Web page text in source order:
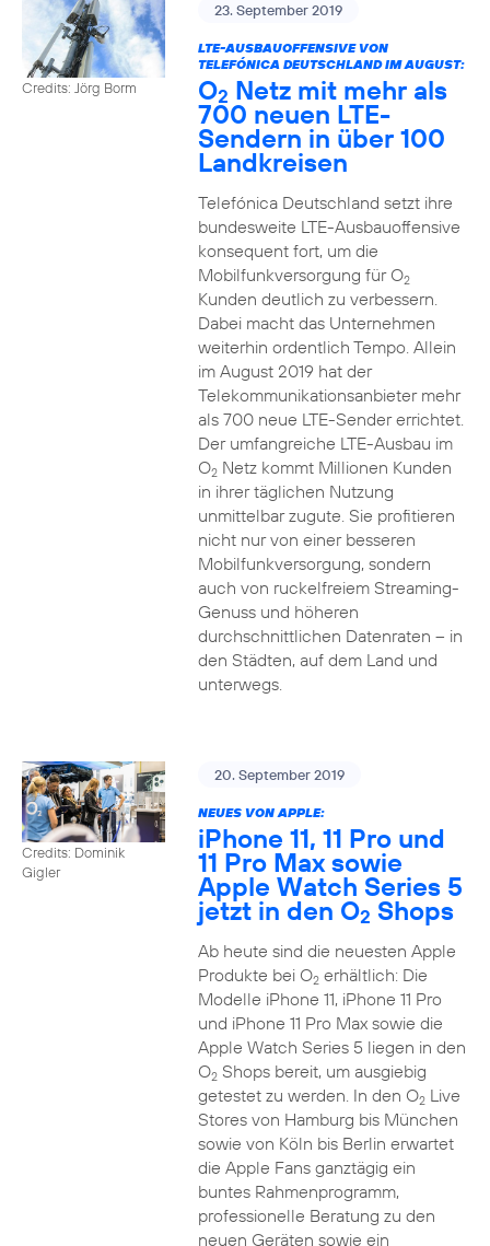
Credits: Jörg Borm
23. September 2019
LTE-AUSBAUOFFENSIVE VON
TELEFÓNICA DEUTSCHLAND IM AUGUST:
O2 Netz mit mehr als
700 neuen LTE-
Sendern in über 100
Landkreisen
Telefónica Deutschland setzt ihre
bundesweite LTE-Ausbauoffensive
konsequent fort, um die
Mobilfunkversorgung für O2
Kunden deutlich zu verbessern.
Dabei macht das Unternehmen
weiterhin ordentlich Tempo. Allein
im August 2019 hat der
Telekommunikationsanbieter mehr
als 700 neue LTE-Sender errichtet.
Der umfangreiche LTE-Ausbau im
O2Netz kommt Millionen Kunden
in ihrer täglichen Nutzung
unmittelbar zugute. Sie profitieren
nicht nur von einer besseren
Mobilfunkversorgung, sondern
auch von ruckelfreiem Streaming-
Genuss und höheren
durchschnittlichen Datenraten – in
den Städten, auf dem Land und
unterwegs.
Credits: Dominik
Gigler
20. September 2019
NEUES VON APPLE:
iPhone 11, 11 Pro und
11 Pro Max sowie
Apple Watch Series 5
jetzt in den O2 Shops
Ab heute sind die neuesten Apple
Produkte bei O2erhältlich: Die
Modelle iPhone 11, iPhone 11 Pro
und iPhone 11 Pro Max sowie die
Apple Watch Series 5 liegen in den
O2Shops bereit, um ausgiebig
getestet zu werden. In den O2Live
Stores von Hamburg bis München
sowie von Köln bis Berlin erwartet
die Apple Fans ganztägig ein
buntes Rahmenprogramm,
professionelle Beratung zu den
neuen Geräten sowie ein